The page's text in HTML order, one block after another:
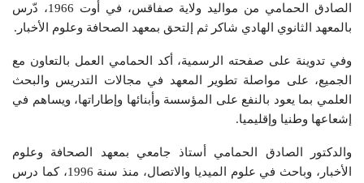
الصادق الحمامي من مواليد ولاية صفاقس، في أوت 1966، دّرس
بالمعهد الثانوي الهادي شاكر ثم إلتحق بمعهد الصحافة وعلوم الأخبار.
وفي تدوينة على صفحته الرسمية، أكد الحمامي العمل بالتعاون مع
الجميع، على مواصلة تطوير المعهد في مجالات التدريس والبحث
العلمي بما يعود بالنفع على المؤسسة وأبنائها وإطاراتها، ويساهم في
إشعاعها وطنيا وإقليميا.
والدكتور الصادق الحمامي أستاذ جامعي بمعهد الصحافة وعلوم
الأخبار، وباحث في علوم الميديا والاتصال، منذ سنة 1996، كما درس